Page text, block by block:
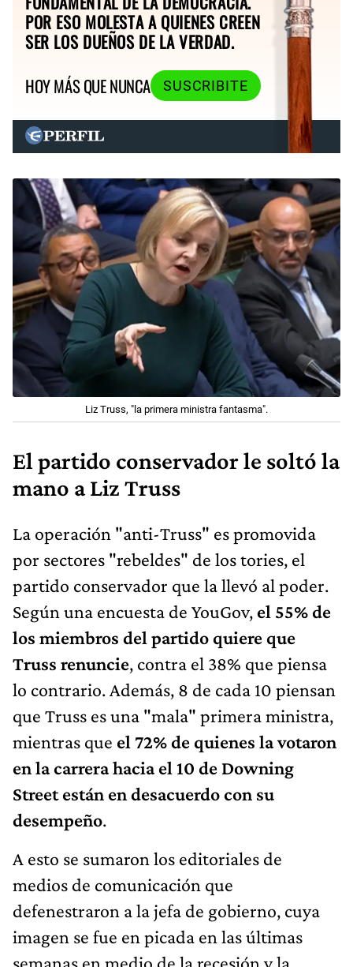
POR ESO MOLESTA A QUIENES CREEN
SER LOS DUEÑOS DE LA VERDAD.
HOY MÁS QUE NUNCA
SUSCRIBITE
Liz Truss, "la primera ministra fantasma".
El partido conservador le soltó la
mano a Liz Truss
La operación "anti-Truss" es promovida
por sectores "rebeldes" de los tories, el
partido conservador que la llevó al poder.
Según una encuesta de YouGov, el 55% de
los miembros del partido quiere que
Truss renuncie, contra el 38% que piensa
lo contrario. Además, 8 de cada 10 piensan
que Truss es una "mala" primera ministra,
mientras que el 72% de quienes la votaron
en la carrera hacia el 10 de Downing
Street están en desacuerdo con su
desempeño.
A esto se sumaron los editoriales de
medios de comunicación que
defenestraron a la jefa de gobierno, cuya
imagen se fue en picada en las últimas
semanas en medio de la recesión y la